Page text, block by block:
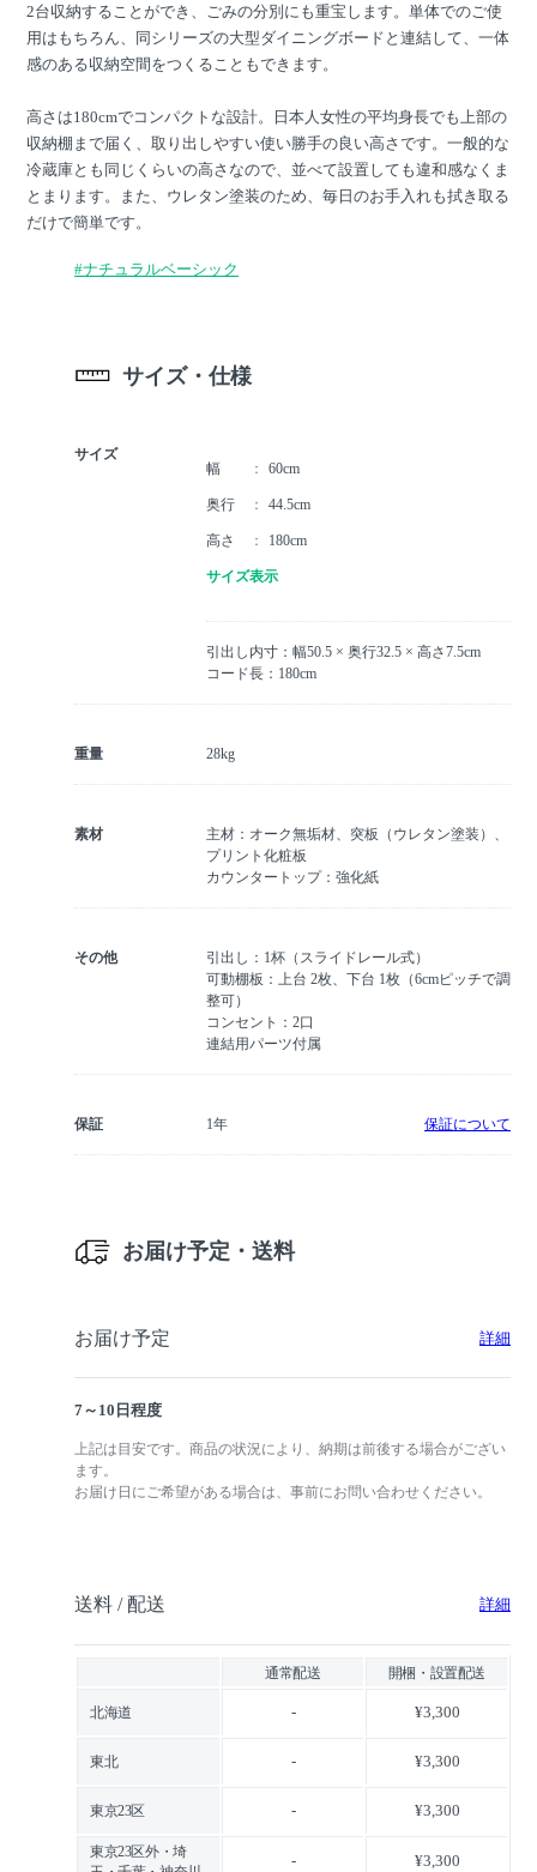
2台収納することができ、ごみの分別にも重宝します。単体でのご使
用はもちろん、同シリーズの大型ダイニングボードと連結して、一体
感のある収納空間をつくることもできます。
高さは180cmでコンパクトな設計。日本人女性の平均身長でも上部の
収納棚まで届く、取り出しやすい使い勝手の良い高さです。一般的な
冷蔵庫とも同じくらいの高さなので、並べて設置しても違和感なくま
とまります。また、ウレタン塗装のため、毎日のお手入れも拭き取る
だけで簡単です。
#ナチュラルベーシック
サイズ・仕様
サイズ
幅
60cm
奥行 44.5cm
高さ 180cm
サイズ表示
引出し内寸：幅50.5 × 奥行32.5 × 高さ7.5cm
コード長：180cm
重量 28kg
素材
主材：オーク無垢材、突板（ウレタン塗装）、
プリント化粧板
カウンタートップ：強化紙
その他
引出し：1杯（スライドレール式）
可動棚板：上台 2枚、下台 1枚（6cmピッチで調
整可）
コンセント：2口
連結用パーツ付属
保証 1年 保証について
お届け予定・送料
お届け予定 詳細
7～10日程度
上記は目安です。商品の状況により、納期は前後する場合がござい
ます。
お届け日にご希望がある場合は、事前にお問い合わせください。
送料 / 配送 詳細
通常配送 開梱・設置配送
北海道 - ¥3,300
東北 - ¥3,300
東京23区 - ¥3,300
東京23区外・埼
- ¥3,300